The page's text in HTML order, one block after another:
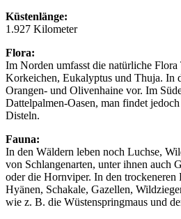
Küstenlänge:
1.927 Kilometer
Flora:
Im Norden umfasst die natürliche Flora
Korkeichen, Eukalyptus und Thuja. In
Orangen- und Olivenhaine vor. Im
Dattelpalmen-Oasen, man findet
Disteln.
Fauna:
In den Wäldern leben noch Luchse,
von Schlangenarten, unter ihnen auch
oder die Hornviper. In den trockeneren
Hyänen, Schakale, Gazellen,
wie z. B. die Wüstenspringmaus und